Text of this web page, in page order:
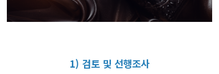
1) 검토 및 선행조사